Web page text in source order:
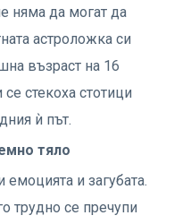
няма да могат да
астроложка си
възраст на 16
стекоха стотици
ѝ път.
тяло
и загубата.
трудно се пречупи